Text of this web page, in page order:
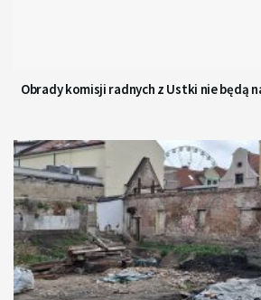
Obrady komisji radnych z Ustki nie będą